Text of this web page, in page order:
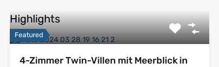
Highlights
Featured
4-Zimmer Twin-Villen mit Meerblick in